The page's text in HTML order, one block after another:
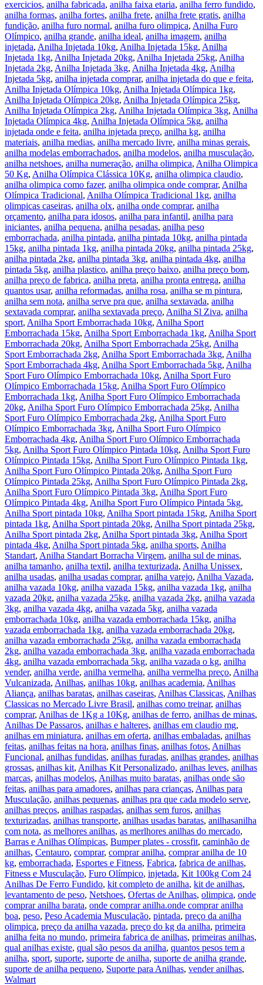
exercicios, anilha fabricada, anilha faixa etaria, anilha ferro fundido,
anilha formas, anilha fortes, anilha frete, anilha frete gratis, anilha
fundição, anilha furo normal, anilha furo olimpica, Anilha Furo
Olímpico, anilha grande, anilha ideal, anilha imagem, anilha
injetada, Anilha Injetada 10kg, Anilha Injetada 15kg, Anilha
Injetada 1kg, Anilha Injetada 20kg, Anilha Injetada 25kg, Anilha
Injetada 2kg, Anilha Injetada 3kg, Anilha Injetada 4kg, Anilha
Injetada 5kg, anilha injetada comprar, anilha injetada do que e feita,
Anilha Injetada Olímpica 10kg, Anilha Injetada Olímpica 1kg,
Anilha Injetada Olímpica 20kg, Anilha Injetada Olímpica 25kg,
Anilha Injetada Olímpica 2kg, Anilha Injetada Olímpica 3kg, Anilha
Injetada Olímpica 4kg, Anilha Injetada Olímpica 5kg, anilha
injetada onde e feita, anilha injetada preço, anilha kg, anilha
materiais, anilha medias, anilha mercado livre, anilha minas gerais,
anilha modelas emborrachados, anilha modelos, anilha musculação,
anilha netshoes, anilha numeração, anilha olimpica, Anilha Olimpica
50 Kg, Anilha Olímpica Clássica 10Kg, anilha olimpica claudio,
anilha olimpica como fazer, anilha olimpica onde comprar, Anilha
Olímpica Tradicional, Anilha Olímpica Tradicional 1kg, anilha
olimpicas caseiras, anilha olx, anilha onde comprar, anilha
orçamento, anilha para idosos, anilha para infantil, anilha para
iniciantes, anilha pequena, anilha pesadas, anilha peso
emborrachada, anilha pintada, anilha pintada 10kg, anilha pintada
15kg, anilha pintada 1kg, anilha pintada 20kg, anilha pintada 25kg,
anilha pintada 2kg, anilha pintada 3kg, anilha pintada 4kg, anilha
pintada 5kg, anilha plastico, anilha preço baixo, anilha preço bom,
anilha preço de fabrica, anilha preta, anilha pronta entrega, anilha
quantos usar, anilha reformadas, anilha rosa, anilha se m pintura,
anilha sem nota, anilha serve pra que, anilha sextavada, anilha
sextavada comprar, anilha sextavada preço, Anilha Sl Ziva, anilha
sport, Anilha Sport Emborrachada 10kg, Anilha Sport
Emborrachada 15kg, Anilha Sport Emborrachada 1kg, Anilha Sport
Emborrachada 20kg, Anilha Sport Emborrachada 25kg, Anilha
Sport Emborrachada 2kg, Anilha Sport Emborrachada 3kg, Anilha
Sport Emborrachada 4kg, Anilha Sport Emborrachada 5kg, Anilha
Sport Furo Olímpico Emborrachada 10kg, Anilha Sport Furo
Olímpico Emborrachada 15kg, Anilha Sport Furo Olímpico
Emborrachada 1kg, Anilha Sport Furo Olímpico Emborrachada
20kg, Anilha Sport Furo Olímpico Emborrachada 25kg, Anilha
Sport Furo Olímpico Emborrachada 2kg, Anilha Sport Furo
Olímpico Emborrachada 3kg, Anilha Sport Furo Olímpico
Emborrachada 4kg, Anilha Sport Furo Olímpico Emborrachada
5kg, Anilha Sport Furo Olímpico Pintada 10kg, Anilha Sport Furo
Olímpico Pintada 15kg, Anilha Sport Furo Olímpico Pintada 1kg,
Anilha Sport Furo Olímpico Pintada 20kg, Anilha Sport Furo
Olímpico Pintada 25kg, Anilha Sport Furo Olímpico Pintada 2kg,
Anilha Sport Furo Olímpico Pintada 3kg, Anilha Sport Furo
Olímpico Pintada 4kg, Anilha Sport Furo Olímpico Pintada 5kg,
Anilha Sport pintada 10kg, Anilha Sport pintada 15kg, Anilha Sport
pintada 1kg, Anilha Sport pintada 20kg, Anilha Sport pintada 25kg,
Anilha Sport pintada 2kg, Anilha Sport pintada 3kg, Anilha Sport
pintada 4kg, Anilha Sport pintada 5kg, anilha sports, Anilha
Standart, Anilha Standart Borracha Virgem, anilha sul de minas,
anilha tamanho, anilha textil, anilha texturizada, Anilha Unissex,
anilha usadas, anilha usadas comprar, anilha varejo, Anilha Vazada,
anilha vazada 10kg, anilha vazada 15kg, anilha vazada 1kg, anilha
vazada 20kg, anilha vazada 25kg, anilha vazada 2kg, anilha vazada
3kg, anilha vazada 4kg, anilha vazada 5kg, anilha vazada
emborrachada 10kg, anilha vazada emborrachada 15kg, anilha
vazada emborrachada 1kg, anilha vazada emborrachada 20kg,
anilha vazada emborrachada 25kg, anilha vazada emborrachada
2kg, anilha vazada emborrachada 3kg, anilha vazada emborrachada
4kg, anilha vazada emborrachada 5kg, anilha vazada o kg, anilha
vender, anilha verde, anilha vermelha, anilha vermelha preço, Anilha
Vulcanizada, Anilhas, anilhas 10kg, anilhas academia, Anilhas
Aliança, anilhas baratas, anilhas caseiras, Anilhas Classicas, Anilhas
Classicas no Mercado Livre Brasil, anilhas como treinar, anilhas
comprar, Anilhas de 1Kg a 10Kg, anilhas de ferro, anilhas de minas,
Anilhas De Passaros, anilhas e halteres, anilhas em claudio mg,
anilhas em miniatura, anilhas em oferta, anilhas embaladas, anilhas
feitas, anilhas feitas na hora, anilhas finas, anilhas fotos, Anilhas
Funcional, anilhas fundidas, anilhas furadas, anilhas grandes, anilhas
grossas, anilhas kit, Anilhas Kit Personalizado, anilhas leves, anilhas
marcas, anilhas modelos, Anilhas muito baratas, anilhas onde são
feitas, anilhas para amadores, anilhas para crianças, Anilhas para
Musculação, anilhas pequenas, anilhas pra que cada modelo serve,
anilhas preços, anilhas raspadas, anilhas sem furos, anilhas
texturizadas, anilhas transporte, anilhas usadas baratas, anilhasanilha
com nota, as melhores anilhas, as merlhores anilhas do mercado,
Barras e Anilhas Olímpicas, Bumper plates - crossfit, caminhão de
anilhas, Centauro, comprar, comprar anilha, comprar anilha de 10
kg, emborrachada, Esportes e Fitness, Fabrica, fabrica de anilhas,
Fitness e Musculação, Furo Olímpico, injetada, Kit 100kg Com 24
Anilhas De Ferro Fundido, kit completo de anilha, kit de anilhas,
levantamento de peso, Netshoes, Ofertas de Anilhas, olimpica, onde
comprar anilha barata, onde comprar anilha.onde comprar anilha
boa, peso, Peso Academia Musculação, pintada, preço da anilha
olimpica, preço da anilha vazada, preço do kg da anilha, primeira
anilha feita no mundo, primeira fabrica de anilhas, primeiras anilhas,
qual anilhas existe, qual são pesos da anilha, quantos pesos tem a
anilha, sport, suporte, suporte de anilha, suporte de anilha grande,
suporte de anilha pequeno, Suporte para Anilhas, vender anilhas,
Walmart